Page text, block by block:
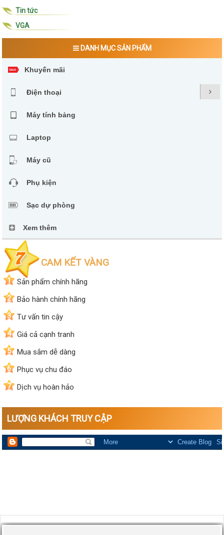
Tin tức
VGA
DANH MỤC SẢN PHẨM
Khuyến mãi
Điện thoại
Máy tính bảng
Laptop
Máy cũ
Phụ kiện
Sạc dự phòng
Xem thêm
CAM KẾT VÀNG
1
Sản phẩm chính hãng
2
Bảo hành chính hãng
3
Tư vấn tin cậy
4
Giá cả cạnh tranh
5
Mua sắm dễ dàng
6
Phục vụ chu đáo
7
Dịch vụ hoàn hảo
LƯỢNG KHÁCH TRUY CẬP